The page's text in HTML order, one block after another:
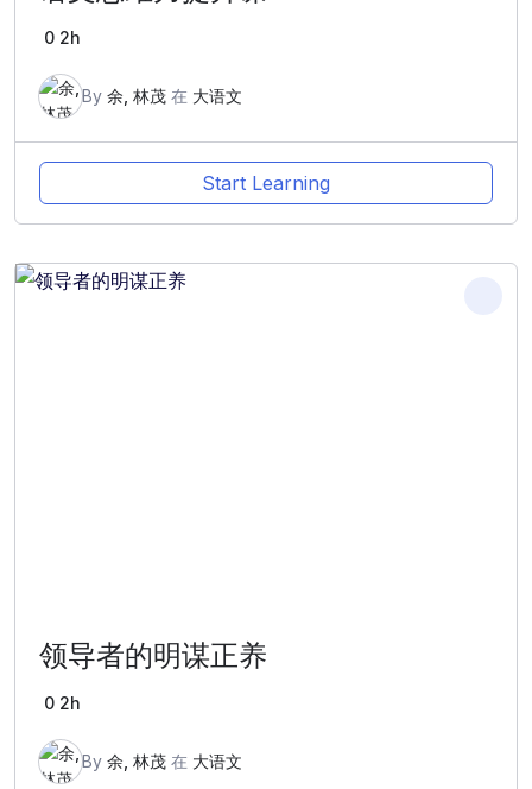
0 2h
By 余, 林茂 在 大语文
Start Learning
领导者的明谋正养
0 2h
By 余, 林茂 在 大语文